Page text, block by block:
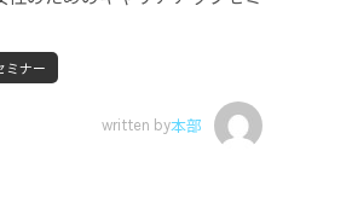
ミナー
written by本部